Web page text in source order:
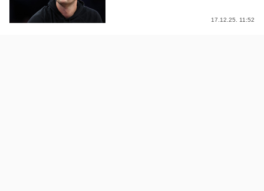
17.12.25. 11:52